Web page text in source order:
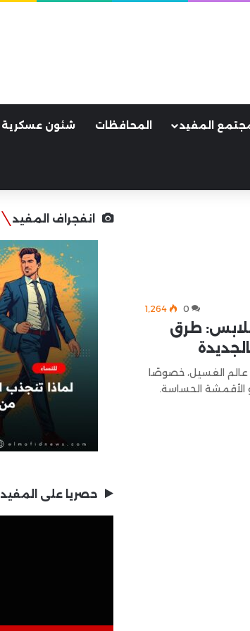
المفيد المحافظات شئون عسكرية
0 1٬264
طرق
عالم الغسيل، خصوصًا
الأقمشة الحساسة.
انفجراف المفيد
حصريا على المفيد